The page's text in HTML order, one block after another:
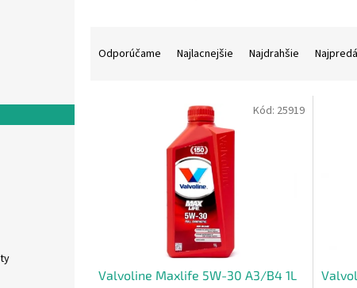
Odporúčame Najlacnejšie Najdrahšie
Valvoline Maxlife 5W-30 A3/B4 1L
Kód: 25919